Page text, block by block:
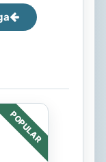
POPULAR